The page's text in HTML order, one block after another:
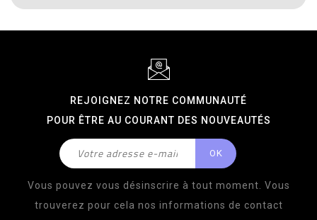
REJOIGNEZ NOTRE COMMUNAUTÉ
POUR ÊTRE AU COURANT DES NOUVEAUTÉS
Vous pouvez vous désinscrire à tout moment. Vous
trouverez pour cela nos informations de contact